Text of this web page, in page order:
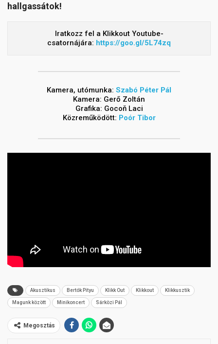
hallgassátok!
Iratkozz fel a Klikkout Youtube-
csatornájára: https://goo.gl/5L74zq
Kamera, utómunka: Szabó Péter Pál
Kamera: Gerő Zoltán
Grafika: Gocoň Laci
Közreműködött: Poór Tibor
Akusztikus Bertók Pityu Klikk Out Klikkout Klikkusztik
Magunk között Minikoncert Sárközi Pál
Megosztás